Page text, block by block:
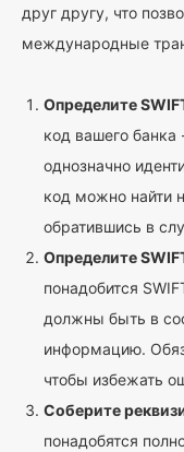
друг другу, что
международные
Определите
код вашего
однозначно
код можно найти
обратившись в
Определите
понадобится
должны быть в
информацию.
чтобы избежать
Соберите
понадобятся